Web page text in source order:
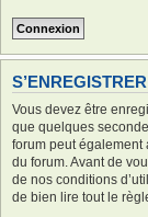
S’ENREGISTRER
Vous devez être
que quelques
forum peut
du forum. Avant de
de nos conditions
de bien lire tout le